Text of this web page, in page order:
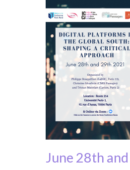
June 28th